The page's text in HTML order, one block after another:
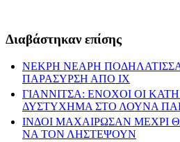
Διαβάστηκαν επίσης
ΝΕΚΡΗ ΝΕΑΡΗ
ΠΑΡΑΣΥΡΣΗ ΑΠΟ ΙΧ
ΓΙΑΝΝΙΤΣΑ: ΕΝΟΧΟΙ ΟΙ
ΔΥΣΤΥΧΗΜΑ ΣΤΟ ΛΟΥΝΑ
ΙΝΔΟΙ ΜΑΧΑΙΡΩΣΑΝ ΜΕΧΡΙ
ΝΑ ΤΟΝ ΛΗΣΤΕΨΟΥΝ